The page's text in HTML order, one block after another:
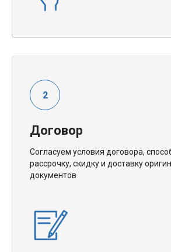
Договор
Согласуем условия договора,
рассрочку, скидку и доставку
документов